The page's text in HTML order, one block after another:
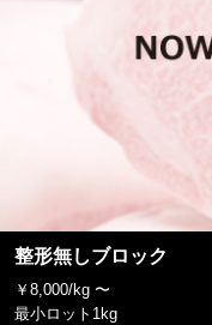
整形無しブロック
￥8,000/kg 〜
最小ロット1kg